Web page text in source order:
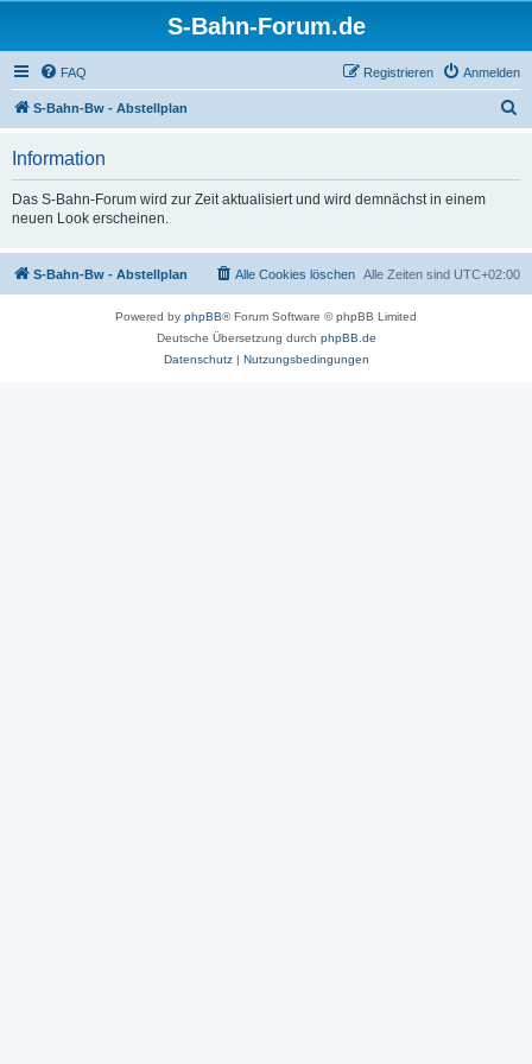
S-Bahn-Forum.de
FAQ Anmelden
Registrieren
S-Bahn-Bw - Abstellplan
Information
Das S-Bahn-Forum wird zur Zeit aktualisiert und wird demnächst in einem
neuen Look erscheinen.
S-Bahn-Bw - Abstellplan Alle Zeiten sind UTC+02:00
Alle Cookies löschen
Powered by phpBB® Forum Software © phpBB Limited
Deutsche Übersetzung durch phpBB.de
Datenschutz| Nutzungsbedingungen